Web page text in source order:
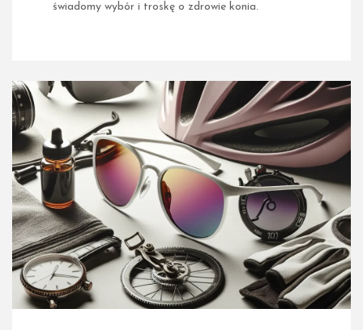
świadomy wybór i troskę o zdrowie konia.